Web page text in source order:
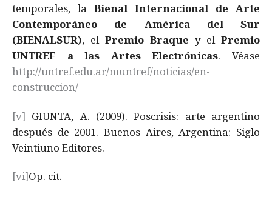
temporales, la Bienal Internacional de Arte
Contemporáneo de América del Sur
(BIENALSUR), elPremio Braque y el Premio
UNTREF a las Artes Electrónicas. Véase
http://untref.edu.ar/muntref/noticias/en-
construccion/
[v] GIUNTA, A. (2009). Poscrisis: arte argentino
después de 2001. Buenos Aires, Argentina: Siglo
Veintiuno Editores.
[vi]Op. cit.